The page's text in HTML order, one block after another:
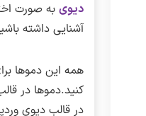
دیویبه صورت
آشنایی داشته
در قالب دیوی